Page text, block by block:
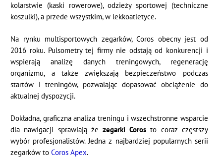
kolarstwie (kaski rowerowe), odzieży sportowej (techniczne
koszulki), a przede wszystkim, w lekkoatletyce.
Na rynku multisportowych zegarków, Coros obecny jest od
2016 roku. Pulsometry tej firmy nie odstają od konkurencji i
wspierają analizę danych treningowych, regenerację
organizmu, a także zwiększają bezpieczeństwo podczas
startów i treningów, pozwalając dopasować obciążenie do
aktualnej dyspozycji.
Dokładna, graficzna analiza treningu i wszechstronne wsparcie
dla nawigacji sprawiają że zegarki Coros to coraz częstszy
wybór profesjonalistów. Jedna z najbardziej popularnych serii
zegarków toCoros Apex.